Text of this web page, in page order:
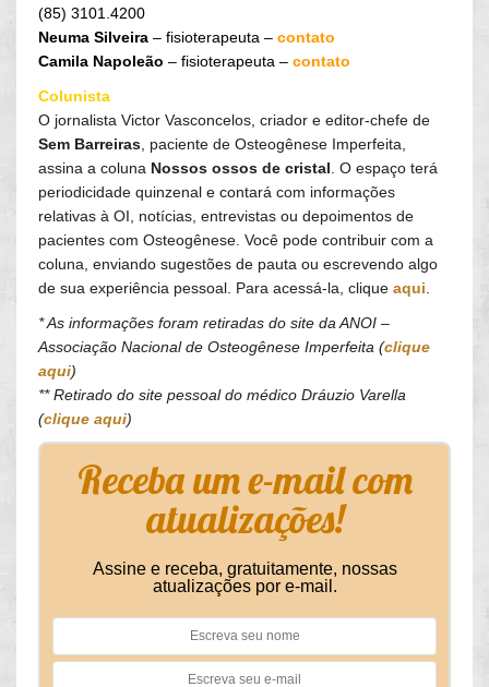
(85) 3101.4200
Neuma Silveira – fisioterapeuta – contato
Camila Napoleão – fisioterapeuta – contato
Colunista
O jornalista Victor Vasconcelos, criador e editor-chefe de
Sem Barreiras, paciente de Osteogênese Imperfeita,
assina a coluna Nossos ossos de cristal. O espaço terá
periodicidade quinzenal e contará com informações
relativas à OI, notícias, entrevistas ou depoimentos de
pacientes com Osteogênese. Você pode contribuir com a
coluna, enviando sugestões de pauta ou escrevendo algo
de sua experiência pessoal. Para acessá-la, clique aqui.
* As informações foram retiradas do site da ANOI –
Associação Nacional de Osteogênese Imperfeita (clique
aqui)
** Retirado do site pessoal do médico Dráuzio Varella
(clique aqui)
Receba um e-mail com
atualizações!
Assine e receba, gratuitamente, nossas
atualizações por e-mail.